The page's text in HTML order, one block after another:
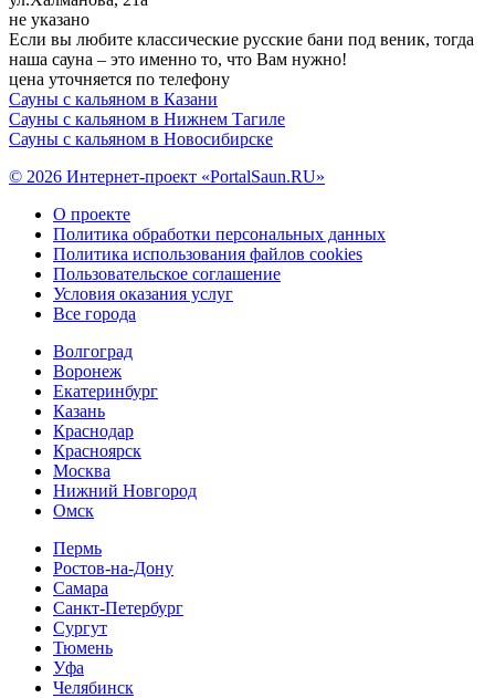
не указано
Если вы любите классические русские бани под веник, тогда
наша сауна – это именно то, что Вам нужно!
цена уточняется по телефону
Сауны с кальяном в Казани
Сауны с кальяном в Нижнем Тагиле
Сауны с кальяном в Новосибирске
© 2026 Интернет-проект «PortalSaun.RU»
О проекте
Политика обработки персональных данных
Политика использования файлов cookies
Пользовательское соглашение
Условия оказания услуг
Все города
Волгоград
Воронеж
Екатеринбург
Казань
Краснодар
Красноярск
Москва
Нижний Новгород
Омск
Пермь
Ростов-на-Дону
Самара
Санкт-Петербург
Сургут
Тюмень
Уфа
Челябинск